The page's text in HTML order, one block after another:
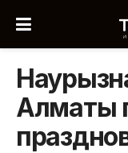
Алматы